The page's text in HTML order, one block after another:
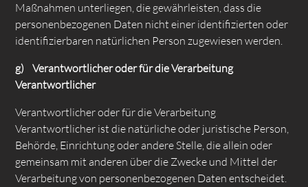
Maßnahmen unterliegen, die gewährleisten, dass die
personenbezogenen Daten nicht einer identifizierten oder
identifizierbaren natürlichen Person zugewiesen werden.
g) Verantwortlicher oder für die Verarbeitung
Verantwortlicher
Verantwortlicher oder für die Verarbeitung
Verantwortlicher ist die natürliche oder juristische Person,
Behörde, Einrichtung oder andere Stelle, die allein oder
gemeinsam mit anderen über die Zwecke und Mittel der
Verarbeitung von personenbezogenen Daten entscheidet.